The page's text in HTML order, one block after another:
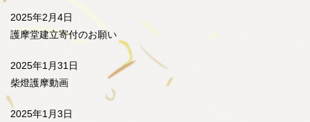
2025年2月4日
護摩堂建立寄付のお願い
2025年1月31日
柴燈護摩動画
2025年1月3日